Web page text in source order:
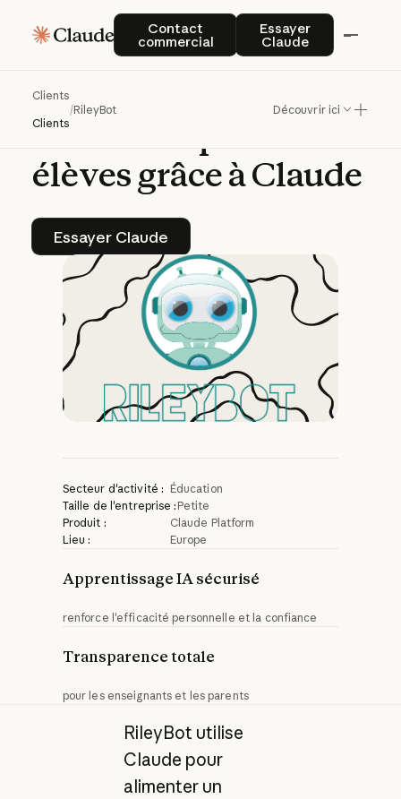
Contact
commercial
Contact commercial
Essayer
Claude
Essayer Claude
Clients
Clients
/RileyBot Découvrir ici
RileyBotcréedes
expériences
d'apprentissageIA
sécurisées
élèves grâceàClaude
Essayer Claude
Essayer Claude
Secteur d'activité : Éducation
Taille de l'entreprise : Petite
Produit :
Claude Platform
Lieu :
Europe
Apprentissage IA sécurisé
renforce l'efficacité personnelle et la confiance
Transparence totale
pour les enseignants et les parents
RileyBot utilise
Claude pour
alimenter un